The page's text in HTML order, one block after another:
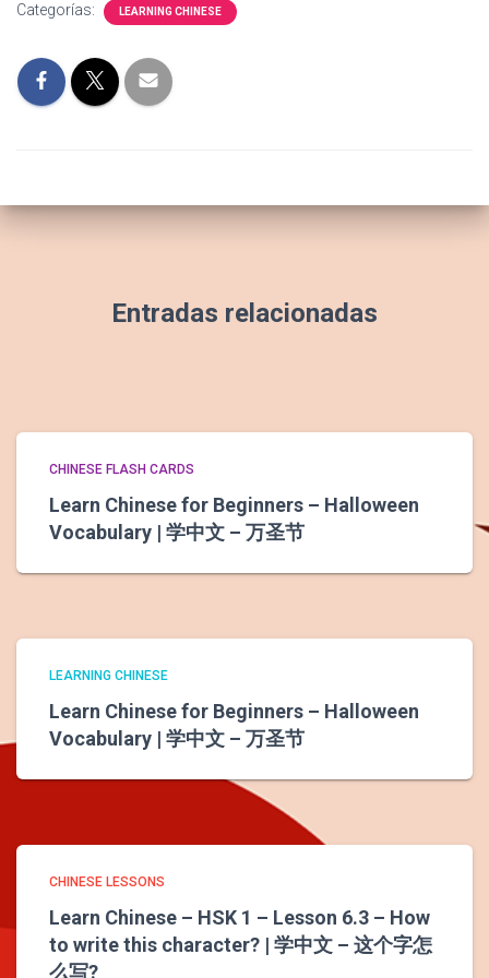
Categorías: LEARNING CHINESE
Entradas relacionadas
CHINESE FLASH CARDS
Learn Chinese for Beginners – Halloween
Vocabulary | 学中文 – 万圣节
LEARNING CHINESE
Learn Chinese for Beginners – Halloween
Vocabulary | 学中文 – 万圣节
CHINESE LESSONS
Learn Chinese – HSK 1 – Lesson 6.3 – How
to write this character? | 学中文 – 这个字怎
么写?